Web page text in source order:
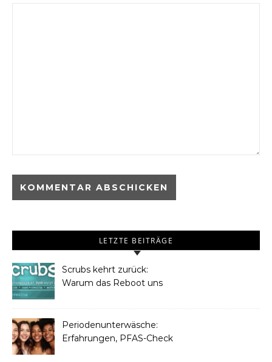
LETZTE BEITRÄGE
Scrubs kehrt zurück:
Warum das Reboot uns
Periodenunterwäsche:
Erfahrungen, PFAS-Check